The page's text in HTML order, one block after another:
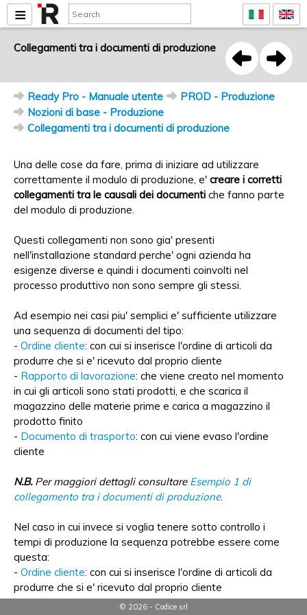
Collegamenti tra i documenti di produzione
Ready Pro - Manuale utente
PROD - Produzione
Nozioni di base - Produzione
Collegamenti tra i documenti di produzione
Una delle cose da fare, prima di iniziare ad utilizzare
correttamente il modulo di produzione, e' creare i corretti
collegamenti tra le causali dei documenti che fanno parte
del modulo di produzione.
Questi collegamenti non sono gia' presenti
nell'installazione standard perche' ogni azienda ha
esigenze diverse e quindi i documenti coinvolti nel
processo produttivo non sono sempre gli stessi.
Ad esempio nei casi piu' semplici e' sufficiente utilizzare
una sequenza di documenti del tipo:
- Ordine cliente: con cui si inserisce l'ordine di articoli da
produrre che si e' ricevuto dal proprio cliente
- Rapporto di lavorazione: che viene creato nel momento
in cui gli articoli sono stati prodotti, e che scarica il
magazzino delle materie prime e carica a magazzino il
prodotto finito
- Documento di trasporto: con cui viene evaso l'ordine
cliente
N.B.Per maggiori dettagli consultare Esempio 1 di
collegamento tra i documenti di produzione.
Nel caso in cui invece si voglia tenere sotto controllo i
tempi di produzione la sequenza potrebbe essere come
questa:
- Ordine cliente: con cui si inserisce l'ordine di articoli da
produrre che si e' ricevuto dal proprio cliente
-Ordini di lavorazione: che sono collegati alla procedura
© 2026 - Codice srl